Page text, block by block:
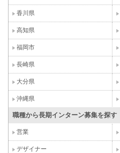
香川県
高知県
福岡市
長崎県
大分県
沖縄県
職種から長期インターン募集を探す
営業
デザイナー